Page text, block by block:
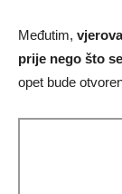
Međutim,
prije nego što
opet bude